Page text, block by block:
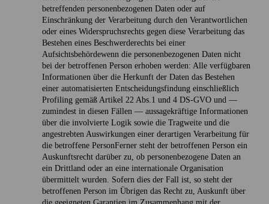
betreffenden personenbezogenen Daten oder auf
Einschränkung der Verarbeitung durch den Verantwortlichen
oder eines Widerspruchsrechts gegen diese Verarbeitung das
Bestehen eines Beschwerderechts bei einer
Aufsichtsbehördewenn die personenbezogenen Daten nicht
bei der betroffenen Person erhoben werden: Alle verfügbaren
Informationen über die Herkunft der Daten das Bestehen
einer automatisierten Entscheidungsfindung einschließlich
Profiling gemäß Artikel 22 Abs.1 und 4 DS-GVO und —
zumindest in diesen Fällen — aussagekräftige Informationen
über die involvierte Logik sowie die Tragweite und die
angestrebten Auswirkungen einer derartigen Verarbeitung für
die betroffene PersonFerner steht der betroffenen Person ein
Auskunftsrecht darüber zu, ob personenbezogene Daten an
ein Drittland oder an eine internationale Organisation
übermittelt wurden. Sofern dies der Fall ist, so steht der
betroffenen Person im Übrigen das Recht zu, Auskunft über
die geeigneten Garantien im Zusammenhang mit der